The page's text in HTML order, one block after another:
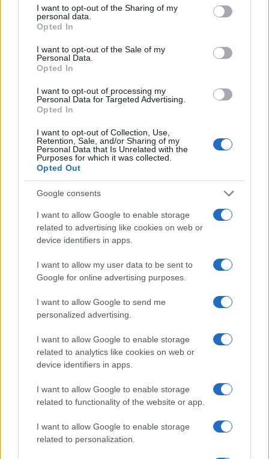
I want to opt-out of the Sharing of my
personal data.
Opted In
I want to opt-out of the Sale of my
Personal Data.
Opted In
I want to opt-out of processing my
Personal Data for Targeted Advertising.
Opted In
I want to opt-out of Collection, Use,
Retention, Sale, and/or Sharing of my
Personal Data that Is Unrelated with the
Purposes for which it was collected.
Opted Out
Google consents
I want to allow Google to enable storage
related to advertising like cookies on web or
device identifiers in apps.
I want to allow my user data to be sent to
Google for online advertising purposes.
I want to allow Google to send me
personalized advertising.
I want to allow Google to enable storage
related to analytics like cookies on web or
device identifiers in apps.
I want to allow Google to enable storage
related to functionality of the website or app.
I want to allow Google to enable storage
related to personalization.
Vlada Kantona Sarajevo je danas dala podršku
predsjednici Jovanović i pojedinim ministrima koji
su ukazali na problem s plaćanjem pune naknade
plate tokom bolovanja u KS, a što je predsjednica
navela kao vrlo simptomatično i štetno, jer drugi
kantoni u FBiH imaju propise koji omogućavaju da
naknade za bolovanje budu plaćene do 80 posto.
Istaknuto je kako se na ovaj način podstiče
zloupotreba koja je dokumentovana činjenicom da
je na Kantonalnom sudu protekle godine kada se
saberu sva odsustva po osnovu bolovanja dođe se
posao niti radilo.
Nenadić je najavio i dodatnu podršku pravosuđu jer
je svjestan važnosti ovog segmenta funkcioniranja
#vlada #ks
#PRESS SLUŽBA KS